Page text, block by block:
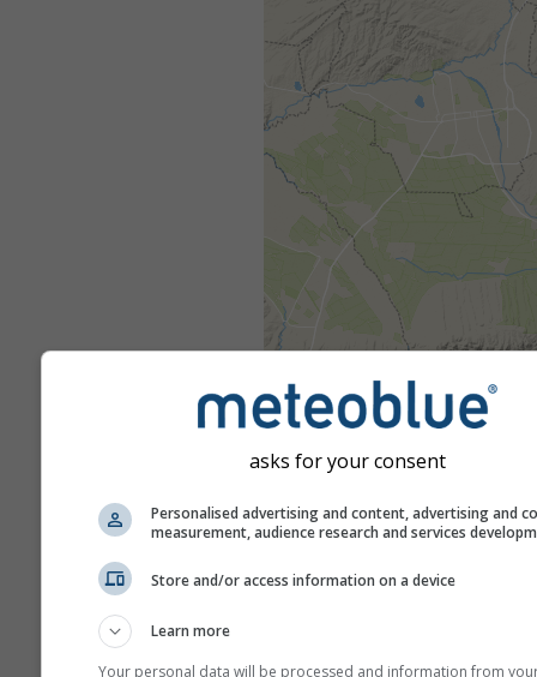
asks for your consent
Personalised advertising and content, advertising and
measurement, audience research and services
Store and/or access information on a device
Learn more
Your personal data will be processed and information from